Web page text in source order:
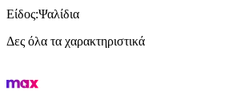
Είδος:Ψαλίδια
Δες όλα τα χαρακτηριστικά